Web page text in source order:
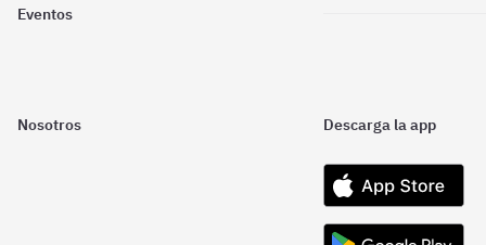
Eventos
Nosotros Descarga la app